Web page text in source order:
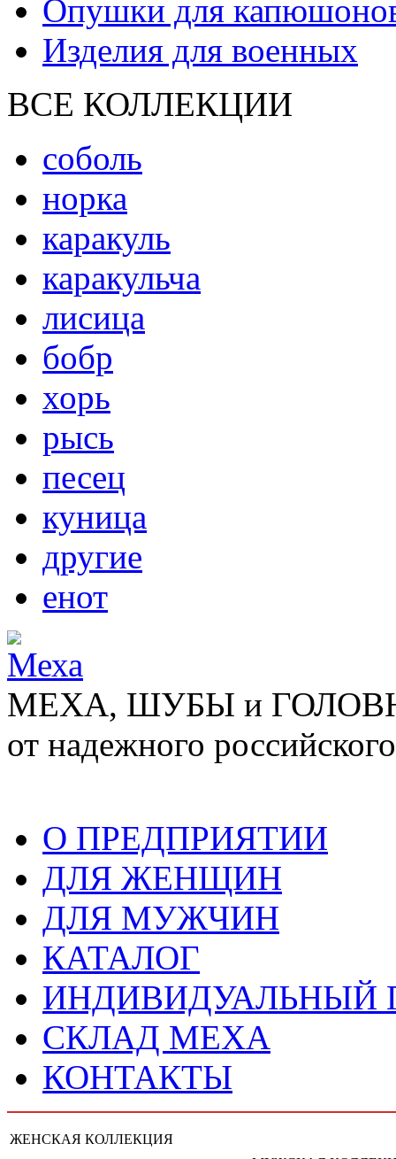
Опушки для
Изделия для военных
ВСЕ КОЛЛЕКЦИИ
соболь
норка
каракуль
каракульча
лисица
бобр
хорь
рысь
песец
куница
другие
енот
МЕХА, ШУБЫ и
от надежного
О ПРЕДПРИЯТИИ
ДЛЯ ЖЕНЩИН
ДЛЯ МУЖЧИН
КАТАЛОГ
ИНДИВИДУАЛЬНЫЙ
СКЛАД МЕХА
КОНТАКТЫ
ЖЕНСКАЯ КОЛЛЕКЦИЯ